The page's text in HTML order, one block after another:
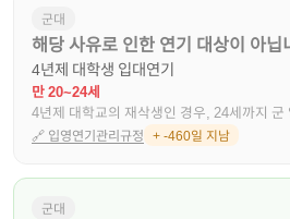
군대
해당 사유로 인한 연기 대상이 아닙
4년제 대학생 입대연기
만 20~24세
4년제 대학교의 재삭생인 경우, 24세까지
🔗 입영연기관리규정 + -460일 지남
군대